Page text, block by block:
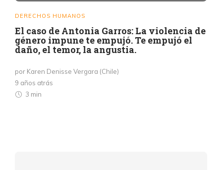
DERECHOS HUMANOS
El caso de Antonia Garros: La violencia de
género impune te empujó. Te empujó el
daño, el temor, la angustia.
por Karen Denisse Vergara (Chile)
9 años atrás
3 min